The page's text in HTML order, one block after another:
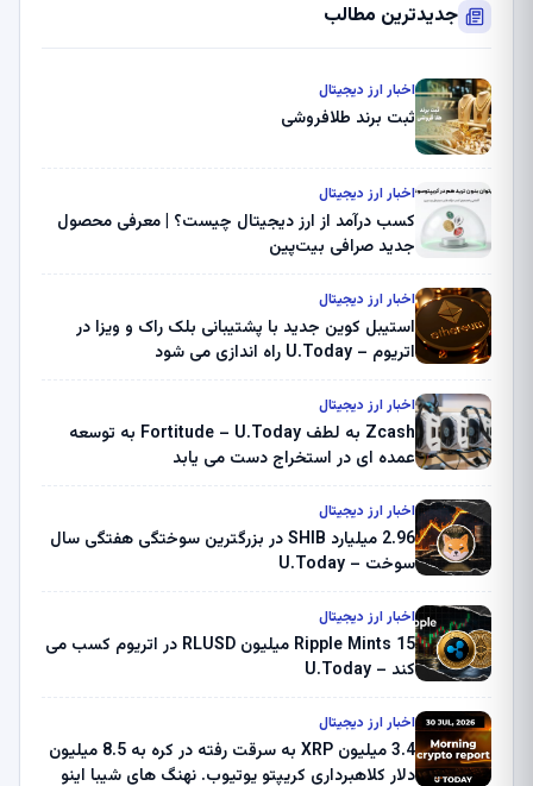
جدیدترین مطالب
اخبار ارز دیجیتال
ثبت برند طلافروشی
اخبار ارز دیجیتال
کسب درآمد از ارز دیجیتال چیست؟ | معرفی محصول
جدید صرافی بیت‌پین
اخبار ارز دیجیتال
استیبل کوین جدید با پشتیبانی بلک راک و ویزا در
اتریوم – U.Today راه اندازی می شود
اخبار ارز دیجیتال
Zcash به لطف Fortitude – U.Today به توسعه
عمده ای در استخراج دست می یابد
اخبار ارز دیجیتال
2.96 میلیارد SHIB در بزرگترین سوختگی هفتگی سال
سوخت – U.Today
اخبار ارز دیجیتال
Ripple Mints 15 میلیون RLUSD در اتریوم کسب می
کند – U.Today
اخبار ارز دیجیتال
3.4 میلیون XRP به سرقت رفته در کره به 8.5 میلیون
دلار کلاهبرداری کریپتو یوتیوب. نهنگ های شیبا اینو